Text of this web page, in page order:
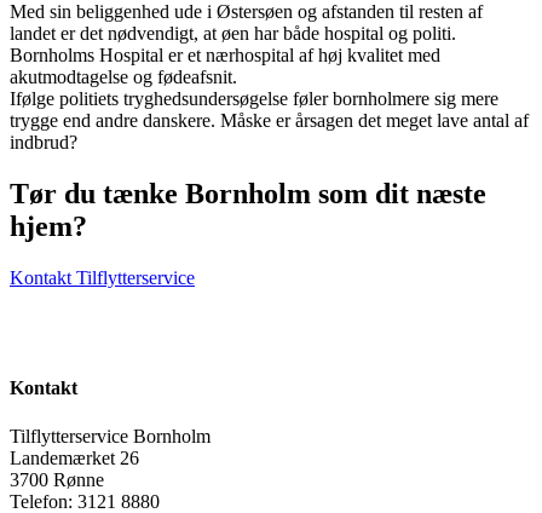
Med sin beliggenhed ude i Østersøen og afstanden til resten af
landet er det nødvendigt, at øen har både hospital og politi.
Bornholms Hospital er et nærhospital af høj kvalitet med
akutmodtagelse og fødeafsnit.
Ifølge politiets tryghedsundersøgelse føler bornholmere sig mere
trygge end andre danskere. Måske er årsagen det meget lave antal af
indbrud?
Tør du tænke Bornholm som dit næste
hjem?
Kontakt Tilflytterservice
Kontakt
Tilflytterservice Bornholm
Landemærket 26
3700 Rønne
Telefon: 3121 8880